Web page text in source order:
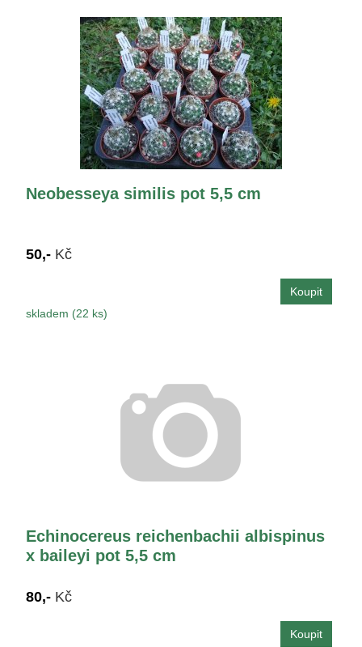
Neobesseya similis pot 5,5 cm
50,- Kč
skladem (22 ks)
Echinocereus reichenbachii albispinus
x baileyi pot 5,5 cm
80,- Kč